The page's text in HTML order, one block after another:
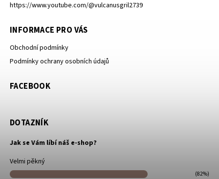
https://www.youtube.com/@vulcanusgril2739
INFORMACE PRO VÁS
Obchodní podmínky
Podmínky ochrany osobních údajů
FACEBOOK
DOTAZNÍK
Jak se Vám líbí náš e-shop?
Velmi pěkný
(82%)